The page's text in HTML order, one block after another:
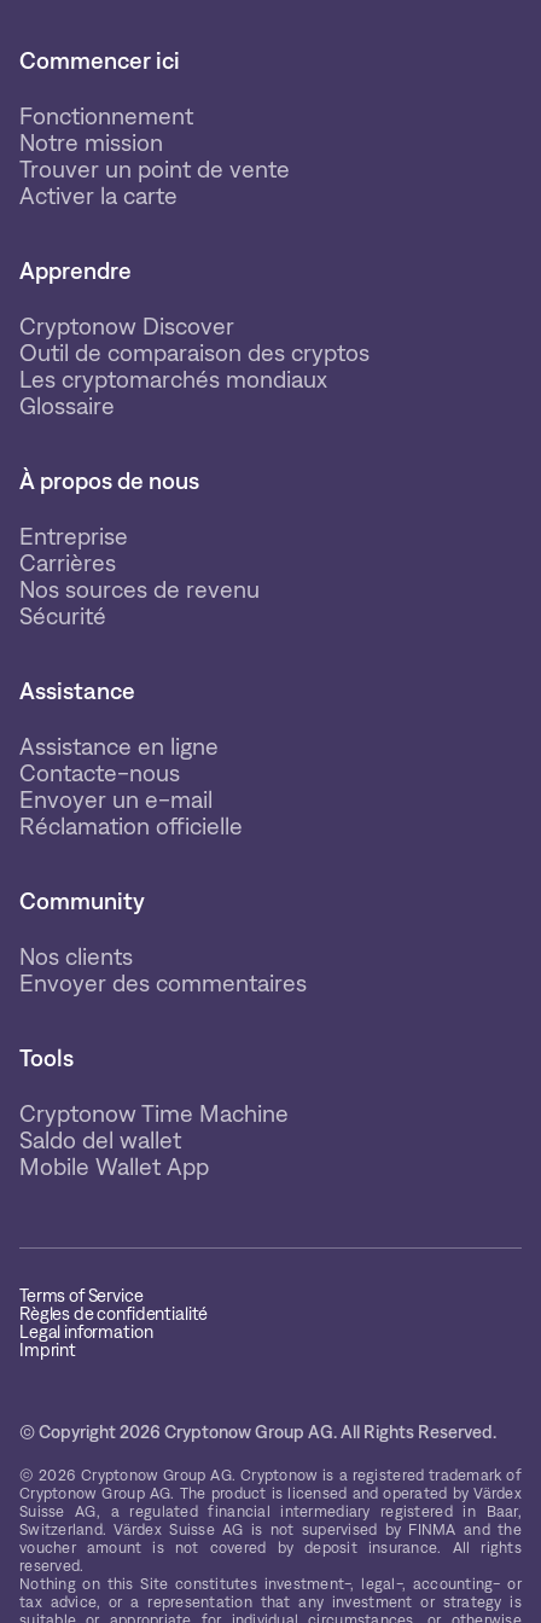
Commencer ici
Fonctionnement
Notre mission
Trouver un point de vente
Activer la carte
Apprendre
Cryptonow Discover
Outil de comparaison des cryptos
Les cryptomarchés mondiaux
Glossaire
À propos de nous
Entreprise
Carrières
Nos sources de revenu
Sécurité
Assistance
Assistance en ligne
Contacte-nous
Envoyer un e-mail
Réclamation officielle
Community
Nos clients
Envoyer des commentaires
Tools
Cryptonow Time Machine
Saldo del wallet
Mobile Wallet App
Terms of Service
Règles de confidentialité
Legal information
Imprint
© Copyright 2026 Cryptonow Group AG. All Rights Reserved.
© 2026 Cryptonow Group AG. Cryptonow is a registered trademark of
Cryptonow Group AG. The product is licensed and operated by Värdex
Suisse AG, a regulated financial intermediary registered in Baar,
Switzerland. Värdex Suisse AG is not supervised by FINMA and the
voucher amount is not covered by deposit insurance. All rights
reserved.
Nothing on this Site constitutes investment-, legal-, accounting- or
tax advice, or a representation that any investment or strategy is